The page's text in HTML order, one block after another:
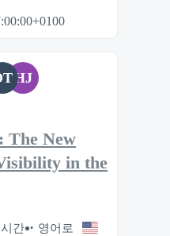
HJ
The New
in the
간 영어로